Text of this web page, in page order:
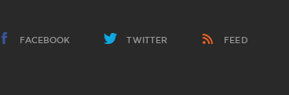
FACEBOOK TWITTER FEED